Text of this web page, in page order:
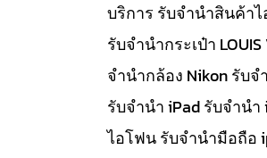
บริการ รับจำนำสินค้าไ
รับจำนำกระเป๋า
จำนำกล้อง Nikon รับ
รับจำนำ iPad รับจำน
ไอโฟน รับจำนำมือถือ